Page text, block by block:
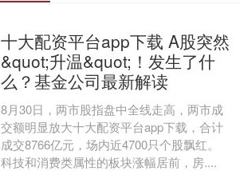
十大配资平台app下载 A股突然
&quot;升温&quot;！发生了什
么？基金公司最新解读
8月30日，两市股指盘中全线走高，两市成
交额明显放大十大配资平台app下载，合计
成交8766亿元，场内近4700只个股飘红。
科技和消费类属性的板块涨幅居前，房....